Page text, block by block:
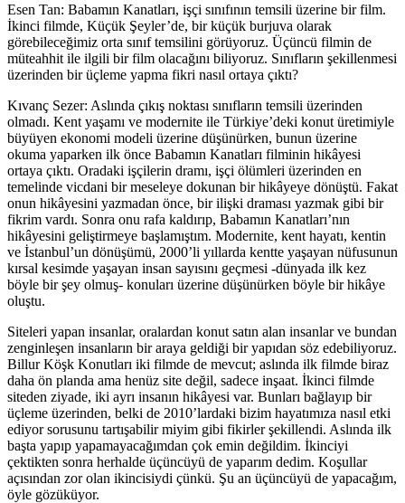
Esen Tan: Babamın Kanatları, işçi sınıfının temsili üzerine bir film.
İkinci filmde, Küçük Şeyler’de, birküçük burjuva olarak
görebileceğimiz orta sınıf temsilini görüyoruz. Üçüncü filmin de
müteahhit ile ilgili bir film olacağını biliyoruz. Sınıfların şekillenmesi
üzerinden bir üçleme yapma fikri nasıl ortaya çıktı?
Kıvanç Sezer: Aslında çıkış noktası sınıfların temsili üzerinden
olmadı. Kent yaşamı ve modernite ile Türkiye’deki konut üretimiyle
büyüyen ekonomi modeli üzerine düşünürken, bunun üzerine
okuma yaparken ilk önce Babamın Kanatları filminin hikâyesi
ortaya çıktı. Oradaki işçilerin dramı, işçi ölümleri üzerinden en
temelinde vicdani bir meseleye dokunan bir hikâyeye dönüştü. Fakat
onun hikâyesini yazmadan önce, bir ilişki draması yazmak gibi bir
fikrim vardı. Sonra onu rafa kaldırıp, Babamın Kanatları’nın
hikâyesini geliştirmeye başlamıştım. Modernite, kent hayatı, kentin
ve İstanbul’un dönüşümü, 2000’li yıllarda kentte yaşayan nüfusunun
kırsal kesimde yaşayan insan sayısını geçmesi -dünyada ilk kez
böyle bir şey olmuş- konuları üzerine düşünürken böyle bir hikâye
oluştu.
Siteleri yapan insanlar, oralardan konut satın alan insanlar ve bundan
zenginleşen insanların bir araya geldiği bir yapıdan söz edebiliyoruz.
Billur Köşk Konutları iki filmde de mevcut; aslında ilk filmde biraz
daha ön planda ama henüz site değil, sadece inşaat. İkinci filmde
siteden ziyade, iki ayrı insanın hikâyesi var. Bunları bağlayıp bir
üçleme üzerinden, belki de 2010’lardaki bizim hayatımıza nasıl etki
ediyor sorusunu tartışabilir miyim gibi fikirler şekillendi. Aslında ilk
başta yapıp yapamayacağımdan çok emin değildim. İkinciyi
çektikten sonra herhalde üçüncüyü de yaparım dedim. Koşullar
açısından zor olan ikincisiydi çünkü. Şu an üçüncüyü de yapacağım,
öyle gözüküyor.